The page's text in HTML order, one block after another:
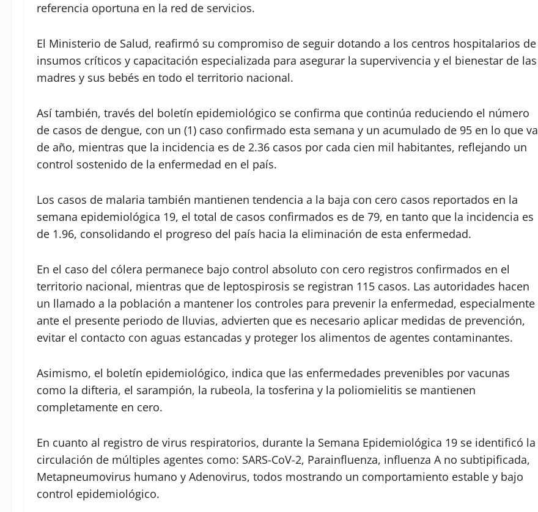
referencia oportuna en la red de servicios.
El Ministerio de Salud, reafirmó su compromiso de seguir dotando a los centros hospitalarios de
insumos críticos y capacitación especializada para asegurar la supervivencia y el bienestar de las
madres y sus bebés en todo el territorio nacional.
Así también, través del boletín epidemiológico se confirma que continúa reduciendo el número
de casos de dengue, con un (1) caso confirmado esta semana y un acumulado de 95 en lo que va
de año, mientras que la incidencia es de 2.36 casos por cada cien mil habitantes, reflejando un
control sostenido de la enfermedad en el país.
Los casos de malaria también mantienen tendencia a la baja con cero casos reportados en la
semana epidemiológica 19, el total de casos confirmados es de 79, en tanto que la incidencia es
de 1.96, consolidando el progreso del país hacia la eliminación de esta enfermedad.
En el caso del cólera permanece bajo control absoluto con cero registros confirmados en el
territorio nacional, mientras que de leptospirosis se registran 115 casos. Las autoridades hacen
un llamado a la población a mantener los controles para prevenir la enfermedad, especialmente
ante el presente periodo de lluvias, advierten que es necesario aplicar medidas de prevención,
evitar el contacto con aguas estancadas y proteger los alimentos de agentes contaminantes.
Asimismo, el boletín epidemiológico, indica que las enfermedades prevenibles por vacunas
como la difteria, el sarampión, la rubeola, la tosferina y la poliomielitis se mantienen
completamente en cero.
En cuanto al registro de virus respiratorios, durante la Semana Epidemiológica 19 se identificó la
circulación de múltiples agentes como: SARS-CoV-2, Parainfluenza, influenza A no subtipificada,
Metapneumovirus humano y Adenovirus, todos mostrando un comportamiento estable y bajo
control epidemiológico.